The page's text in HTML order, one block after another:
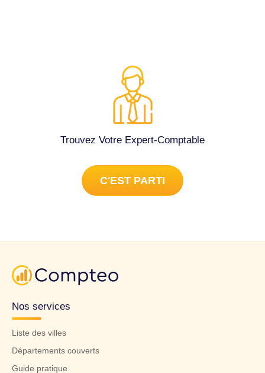
Trouvez Votre Expert-Comptable
C'EST PARTI
Nos services
Liste des villes
Départements couverts
Guide pratique